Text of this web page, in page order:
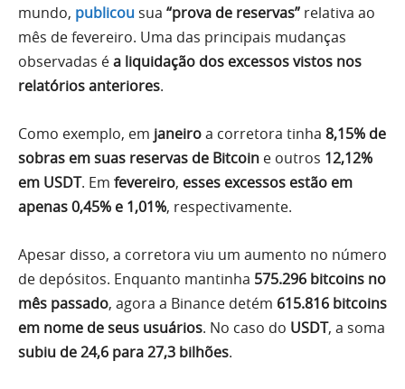
mundo, publicou sua “prova de reservas” relativa ao
mês de fevereiro. Uma das principais mudanças
observadas éa liquidação dos excessos vistos nos
relatórios anteriores.
Como exemplo, em janeiroa corretora tinha 8,15% de
sobras em suas reservas de Bitcoin e outros 12,12%
em USDT. Em fevereiro, esses excessos estão em
apenas 0,45% e 1,01%, respectivamente.
Apesar disso, a corretora viu um aumento no número
de depósitos. Enquanto mantinha 575.296 bitcoins no
mês passado, agora a Binance detém 615.816 bitcoins
em nome de seus usuários. No caso do USDT, a soma
subiu de 24,6 para 27,3 bilhões.